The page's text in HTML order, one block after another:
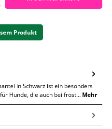
Produkt
in Schwarz ist ein besonders
Hunde, die auch bei frost… Mehr